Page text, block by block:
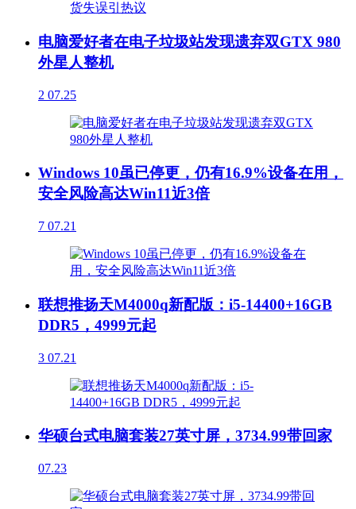
电脑爱好者在电子垃圾站发现遗弃双GTX 980
外星人整机
2 07.25
Windows 10虽已停更，仍有16.9%设备在用，
安全风险高达Win11近3倍
7 07.21
联想推扬天M4000q新配版：i5-14400+16GB
DDR5，4999元起
3 07.21
华硕台式电脑套装27英寸屏，3734.99带回家
07.23